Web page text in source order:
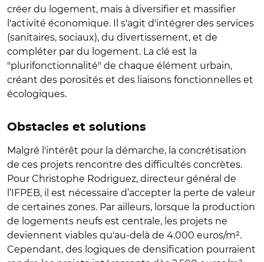
créer du logement, mais à diversifier et massifier
l'activité économique. Il s'agit d'intégrer des services
(sanitaires, sociaux), du divertissement, et de
compléter par du logement. La clé est la
"plurifonctionnalité" de chaque élément urbain,
créant des porosités et des liaisons fonctionnelles et
écologiques.
Obstacles et solutions
Malgré l'intérêt pour la démarche, la concrétisation
de ces projets rencontre des difficultés concrètes.
Pour Christophe Rodriguez, directeur général de
l’IFPEB, il est nécessaire d’accepter la perte de valeur
de certaines zones. Par ailleurs, lorsque la production
de logements neufs est centrale, les projets ne
deviennent viables qu'au-delà de 4.000 euros/m².
Cependant, des logiques de densification pourraient